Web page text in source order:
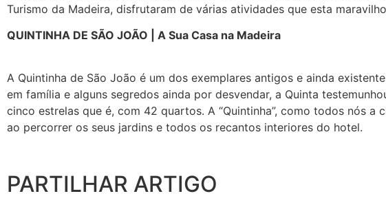
Turismo da Madeira, disfrutaram de várias atividades que esta
QUINTINHA DE SÃO JOÃO | A Sua Casa na Madeira
A Quintinha de São João é um dos exemplares antigos e ainda
em família e alguns segredos ainda por desvendar, a Quinta
cinco estrelas que é, com 42 quartos. A “Quintinha”, como todos nós
ao percorrer os seus jardins e todos os recantos interiores do hotel.
PARTILHAR ARTIGO